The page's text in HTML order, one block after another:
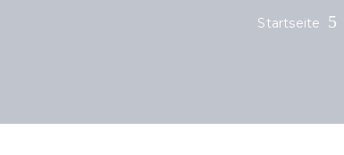
Startseite